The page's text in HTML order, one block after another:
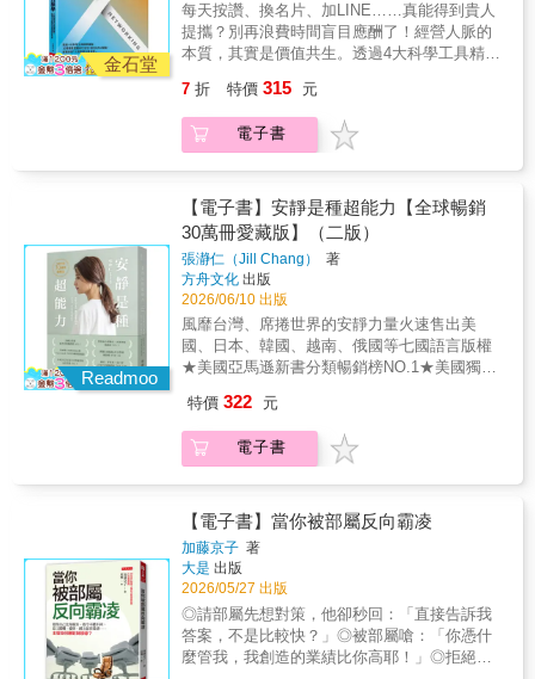
金石堂
每天按讚、換名片、加LINE……真能得到貴人
提攜？別再浪費時間盲目應酬了！經營人脈的
本質，其實是價值共生。透過4大科學工具精準
能，解鎖你的「人脈資產升級系統」——滾出
關係複利，逆轉人生軌跡！別再被動「認識」
人，更要學會策略「經營」人！AI時代，不可
在社群上按讚、在社交場合換名片，關鍵時刻
卻沒人能幫你？• 手機裡面的聯絡人，對你而言
是有效資產，還是純佔記憶體的數位垃圾？你
是否也陷入了這種「社交假象」？在社群上瘋
狂按讚、在商務場合拼命換名片、加 LINE……
看似廣結善緣、面面俱到，但到了關鍵時刻，
翻遍通訊錄卻找不到一個能真正提攜你、指點
迷津的貴人？經營人脈，上一代教你要學會說
話、送禮的藝術；AI時代則提醒你：低效社交
只是在製造關係資產泡沫！別再浪費時間盲目
學會運用科技工具將「弱連結」變「強連
結」，讓每一次線上與線下的互動，成為你命
運翻升的黃金資產！這是一門學校沒教、但出
準盤點，10場場景實戰內化信任，結合6大AI賦
能，解鎖你的「人脈資產升級系統」──滾出關
係複利，逆轉人生軌跡！‧4大科學工具：打破
「憑感覺社交」的盲區本書獨創「關係品質量
表」、「訊息三層推進法」、「AI 人脈存
摺」、「三維人脈地圖」四大科學工具，精準
盤點現有的人脈價值。‧10場場景實戰：學完即
7 折 特價 315 元
電子書
Readmoo
【電子書】安靜是種超能力【全球暢銷
30萬冊愛藏版】（二版）
張瀞仁（Jill Chang）
著
方舟文化 出版
2026/06/10 出版
風靡台灣、席捲世界的安靜力量火速售出美
國、日本、韓國、越南、俄國等七國語言版權
★美國亞馬遜新書分類暢銷榜NO.1★美國獨立
本2022年度非文學翻譯類最佳書籍NO.1★金石
堂2018年度暢銷榜TOP 100內向，就是你的天
賦優勢▍誰適合讀這本書？打電話給客戶要寫
我」的你跟同事哈拉也繃緊神經，深怕成為句
點王的你升官加薪總擦板不進，苦無出頭天的
你▍這不是一本要你變外向的書！誰說安靜的
內向者沒有當「行銷專家」的本錢？誰說害羞
的內向者無法勝任「國際慈善募款工作」？誰
說話不多的內向者成為「職場導師」沒有說服
力？本書作者以「超級內向者」的身分現身說
法，描述了她長期以來與外向文化之間的搏鬥
特價 322 元
電子書
【電子書】當你被部屬反向霸凌
加藤京子 著
大是 出版
2026/05/27 出版
◎請部屬先想對策，他卻秒回：「直接告訴我
答案，不是比較快？」◎被部屬嗆：「你憑什
麼管我，我創造的業績比你高耶！」◎拒絕部